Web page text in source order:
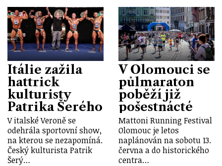
Itálie zažila
hattrick
kulturisty
Patrika Šerého
V italské Veroně se
odehrála sportovní show,
na kterou se nezapomíná.
Český kulturista Patrik
Šerý…
V Olomouci se
půlmaraton
poběží již
pošestnácté
Mattoni Running Festival
Olomouc je letos
naplánován na sobotu 13.
června a do historického
centra…